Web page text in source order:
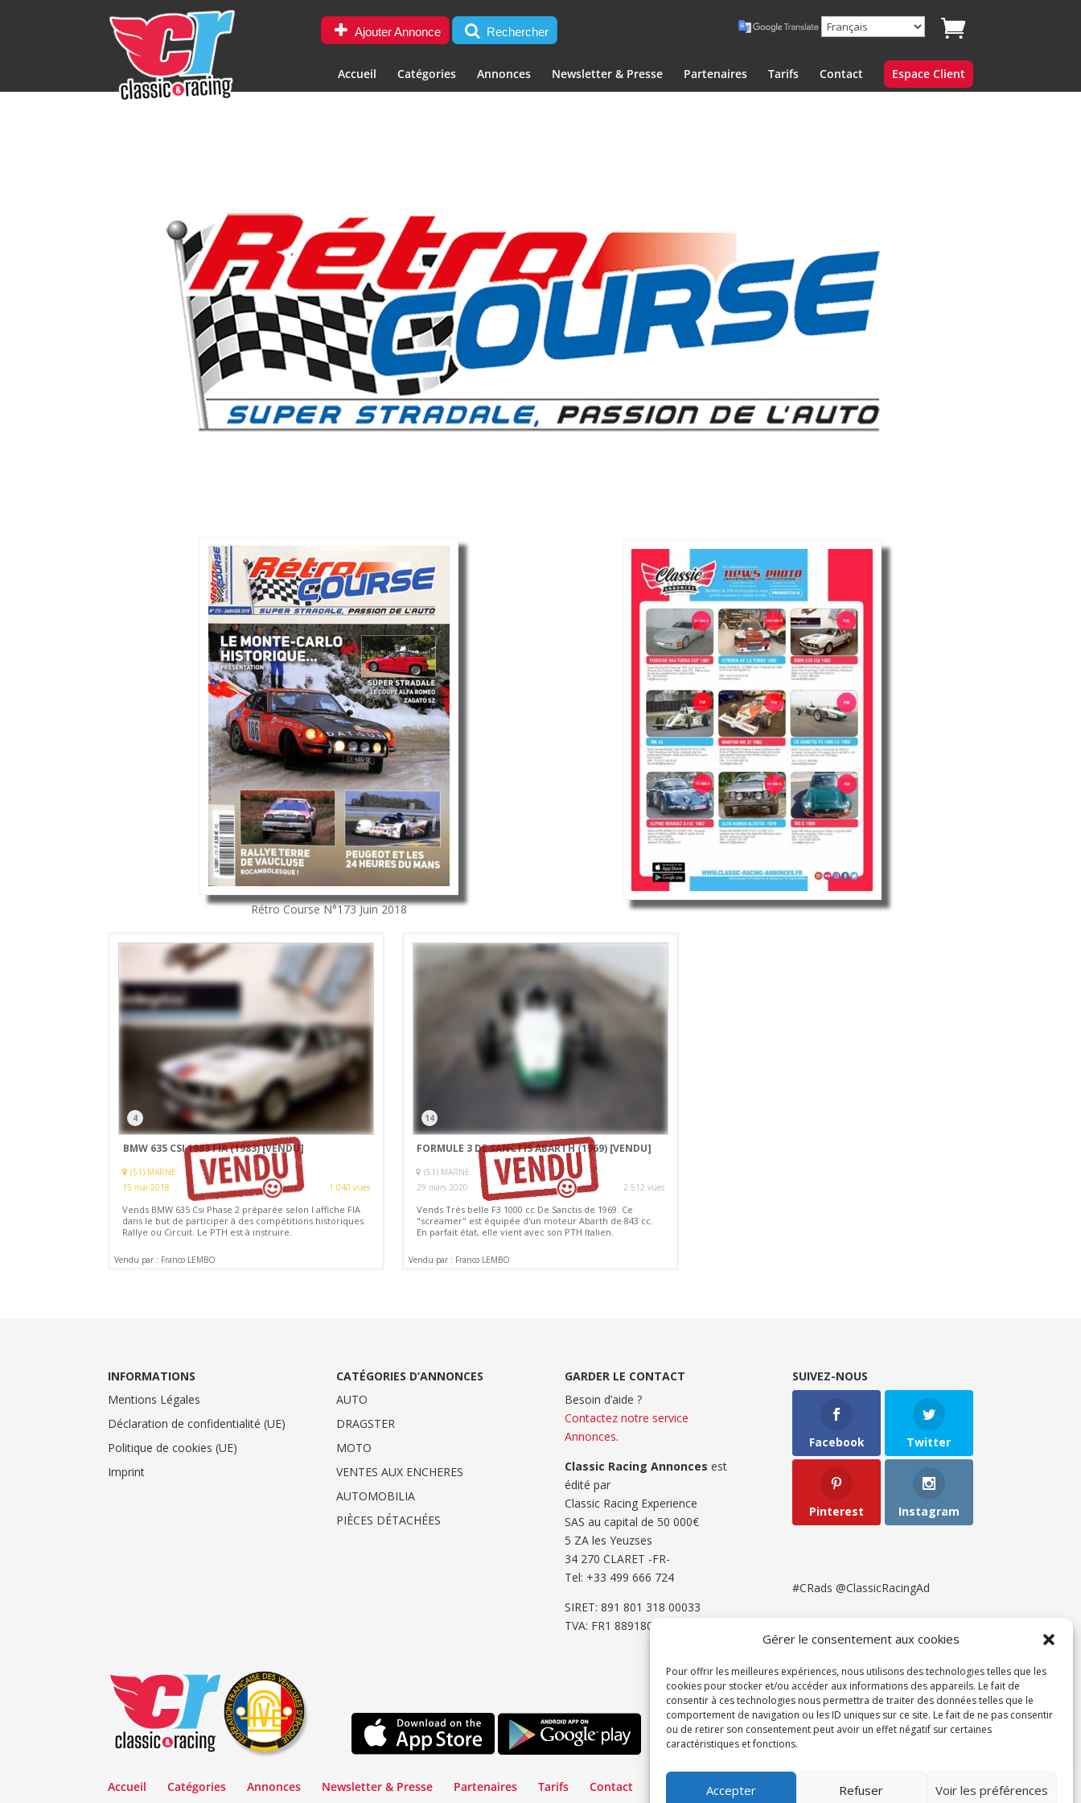
Gérer le consentement aux cookies
Pour offrir les meilleures expériences, nous utilisons des technologies telles que les
cookies pour stocker et/ou accéder aux informations des appareils. Le fait de
consentir à ces technologies nous permettra de traiter des données telles que le
comportement de navigation ou les ID uniques sur ce site. Le fait de ne pas consentir
ou de retirer son consentement peut avoir un effet négatif sur certaines
caractéristiques et fonctions.
Accepter Refuser Voir les préférences
Ajouter Annonce Rechercher
Accueil Catégories Annonces Newsletter & Presse Partenaires Tarifs Contact Espace Client
Rétro CourseN°173Juin 2018
4
BMW 635 CSI 1983 FIA (1983)[VENDU]
(51) MARNE
15 mai 2018
1 040 vues
Vends BMW 635 Csi Phase 2 préparée selon l affiche FIA
dans le but de participer à des compétitions historiques
Rallye ou Circuit. Le PTH est à instruire.
Vendu par : Franco LEMBO
14
FORMULE 3 DE SANCTIS ABARTH (1969) [VENDU]
(51) MARNE
29 mars 2020
2 512 vues
Vends Très belle F3 1000 cc De Sanctis de 1969. Ce
"screamer" est équipée d'un moteur Abarth de 843 cc.
En parfait état, elle vient avec son PTH Italien.
Vendu par : Franco LEMBO
INFORMATIONS
Mentions Légales
Déclaration de confidentialité (UE)
Politique de cookies (UE)
Imprint
CATÉGORIES D’ANNONCES
AUTO
DRAGSTER
MOTO
VENTES AUX ENCHERES
AUTOMOBILIA
PIÈCES DÉTACHÉES
GARDER LE CONTACT
Besoin d’aide ?
Contactez notre service
Annonces.
Classic Racing Annonces est
édité par
Classic Racing Experience
SAS au capital de 50 000€
5 ZA les Yeuzses
34 270 CLARET -FR-
Tel: ‭+33 499 666 724‬
SIRET: 891 801 318 00033
TVA: FR1 8891801318
SUIVEZ-NOUS
Facebook Twitter
Pinterest Instagram
#CRads @ClassicRacingAd
Accueil Catégories Annonces Newsletter & Presse Partenaires Tarifs Contact Espace Client